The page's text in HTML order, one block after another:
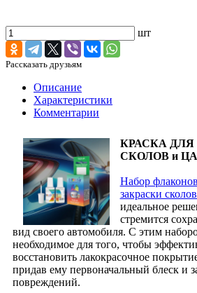
шт
Рассказать друзьям
Описание
Характеристики
Комментарии
КРАСКА ДЛЯ
СКОЛОВ и
Набор
закраски
идеальное
стремится
вид своего автомобиля. С этим
необходимое для того, чтобы
восстановить лакокрасочное
придав ему первоначальный блеск и
повреждений.